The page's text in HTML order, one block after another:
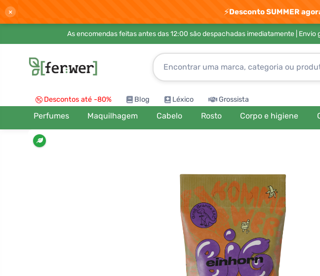
× ⚡Desconto SUMMER
As encomendas feitas antes das 12:00 são despachadas imediatamente | Envio
Descontos até -80% Blog Léxico Grossista
Perfumes Maquilhagem Cabelo Rosto Corpo e higiene